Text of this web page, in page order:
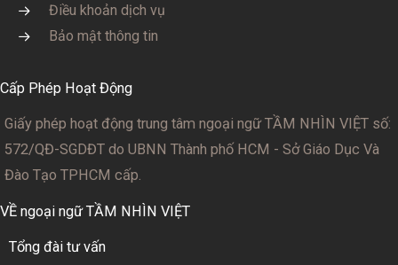
Điều khoản dịch vụ
Bảo mật thông tin
Cấp Phép Hoạt Động
Giấy phép hoạt động trung tâm ngoại ngữ TẦM NHÌN VIỆT số:
572/QĐ-SGDĐT do UBNN Thành phố HCM - Sở Giáo Dục Và
Đào Tạo TPHCM cấp.
VỀ ngoại ngữ TẦM NHÌN VIỆT
Tổng đài tư vấn